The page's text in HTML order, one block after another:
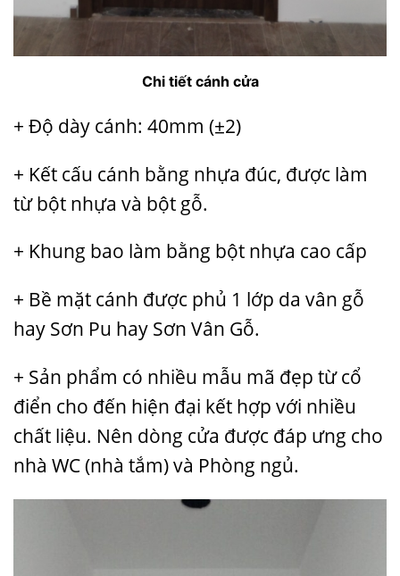
Chi tiết cánh cửa
+ Độ dày cánh: 40mm (±2)
+ Kết cấu cánh bằng nhựa đúc, được làm
từ bột nhựa và bột gỗ.
+ Khung bao làm bằng bột nhựa cao cấp
+ Bề mặt cánh được phủ 1 lớp da vân gỗ
hay Sơn Pu hay Sơn Vân Gỗ.
+ Sản phẩm có nhiều mẫu mã đẹp từ cổ
điển cho đến hiện đại kết hợp với nhiều
chất liệu. Nên dòng cửa được đáp ưng cho
nhà WC (nhà tắm) và Phòng ngủ.